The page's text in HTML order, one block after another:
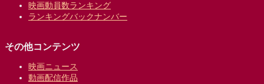
映画動員数ランキング
ランキングバックナンバー
その他コンテンツ
映画ニュース
動画配信作品